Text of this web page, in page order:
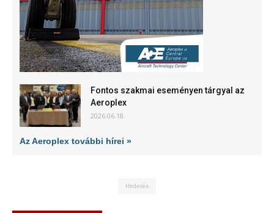
Fontos szakmai eseményen tárgyal az
Aeroplex
2026.06.18.
Az Aeroplex további hírei »
Hirdetés